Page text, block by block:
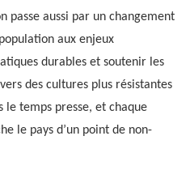
passe aussi par un changement
aux enjeux
durables et soutenir les
des cultures plus résistantes
le temps presse, et chaque
le pays d’un point de non-